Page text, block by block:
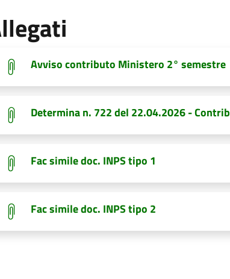
Avviso contributo Ministero 2° semestre
Determina n. 722 del 22.04.2026 -
Fac simile doc. INPS tipo 1
Fac simile doc. INPS tipo 2